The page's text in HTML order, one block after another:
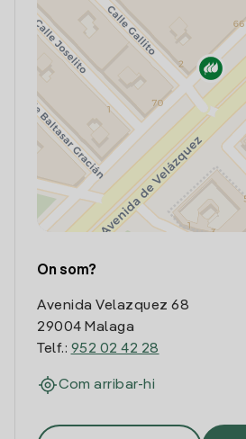
On som?
Avenida Velazquez 68
29004 Malaga
Telf.: 952 02 42 28
Com arribar-hi